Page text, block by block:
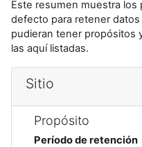
Este resumen muestra
defecto para retener
pudieran tener propósitos
las aquí listadas.
Sitio
Propósito
Período de retención